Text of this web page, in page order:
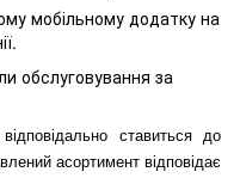
мобільному додатку на
обслуговування за
ставиться до
асортимент відповідає